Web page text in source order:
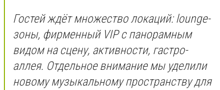
Гостей ждёт множество локаций: lounge-
зоны, фирменный VIP с панорамным
видом на сцену, активности, гастро-
аллея. Отдельное внимание мы уделили
новому музыкальному пространству для